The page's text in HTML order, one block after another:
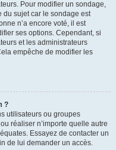
Pour modifier un sondage,
du sujet car le sondage est
n’a encore voté, il est
ses options. Cependant, si
et les administrateurs
empêche de modifier les
?
utilisateurs ou groupes
réaliser n’importe quelle autre
Essayez de contacter un
de lui demander un accès.